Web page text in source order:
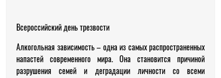
Всероссийский день трезвости
Алкогольная зависимость – одна из самых распространенных
напастей современного мира. Она становится причиной
разрушения семей и деградации личности со всеми